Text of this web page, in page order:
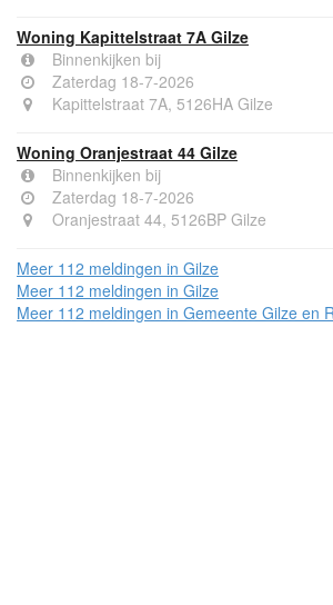
Woning Kapittelstraat 7A Gilze
Binnenkijken bij
Zaterdag 18-7-2026
Kapittelstraat 7A, 5126HA Gilze
Woning Oranjestraat 44 Gilze
Binnenkijken bij
Zaterdag 18-7-2026
Oranjestraat 44, 5126BP Gilze
Meer 112 meldingen in Gilze
Meer 112 meldingen in Gilze
Meer 112 meldingen in Gemeente Gilze en